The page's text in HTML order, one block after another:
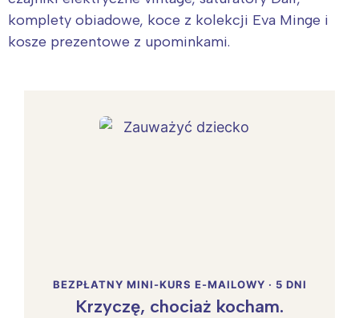
komplety obiadowe, koce z kolekcji Eva Minge i
kosze prezentowe z upominkami.
BEZPŁATNY MINI-KURS E-MAILOWY · 5 DNI
Krzyczę, chociaż kocham.